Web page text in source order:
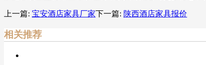
上一篇: 宝安酒店家具厂家下一篇: 陕西酒店家具报价
相关推荐